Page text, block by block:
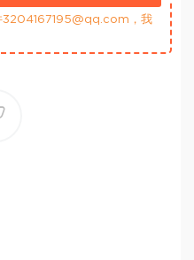
3204167195@qq.com，我